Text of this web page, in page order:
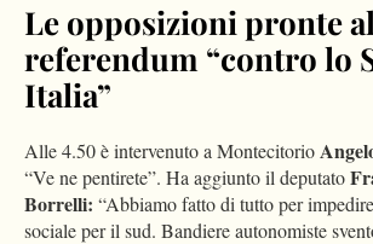
Le opposizioni pronte
referendum “contro lo
Italia”
Alle 4.50 è intervenuto a Montecitorio
“Ve ne pentirete”. Ha aggiunto il deputato
Borrelli: “Abbiamo fatto di tutto per
sociale per il sud. Bandiere autonomiste